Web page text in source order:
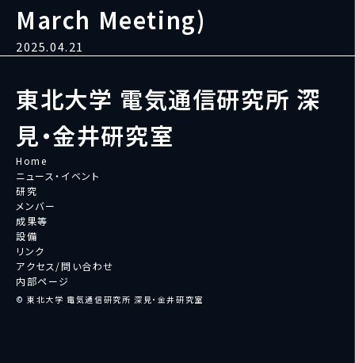
March Meeting)
2025.04.21
東北大学 電気通信研究所 深
見・金井研究室
Home
ニュース・イベント
研究
メンバー
成果等
設備
リンク
アクセス/問い合わせ
内部ページ
© 東北大学 電気通信研究所 深見・金井研究室